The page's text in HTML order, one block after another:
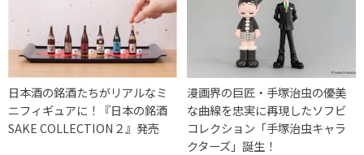
日本酒の銘酒たちがリアルなミ
ニフィギュアに！『日本の銘酒
SAKE COLLECTION２』発売
漫画界の巨匠・手塚治虫の優美
な曲線を忠実に再現したソフビ
コレクション「手塚治虫キャラ
クターズ」誕生！